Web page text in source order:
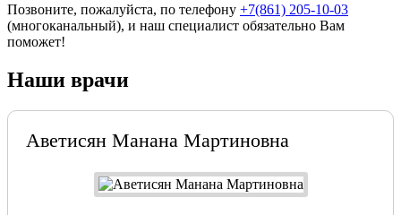
Позвоните, пожалуйста, по телефону +7(861) 205-10-03
(многоканальный), и наш специалист обязательно Вам
поможет!
Наши врачи
Аветисян Манана Мартиновна